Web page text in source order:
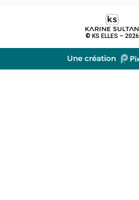
© KS ELLES – 2026
Une création